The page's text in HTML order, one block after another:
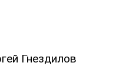
Гнездилов